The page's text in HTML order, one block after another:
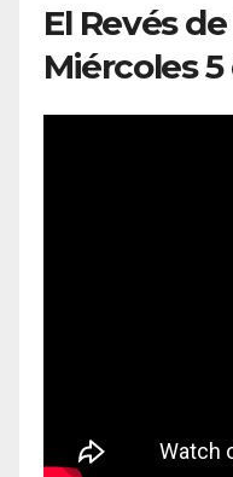
El Revés
Miércoles